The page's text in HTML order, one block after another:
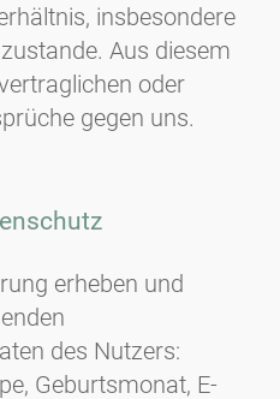
insbesondere
Aus diesem
oder
gegen uns.
erheben und
des Nutzers:
Geburtsmonat, E-